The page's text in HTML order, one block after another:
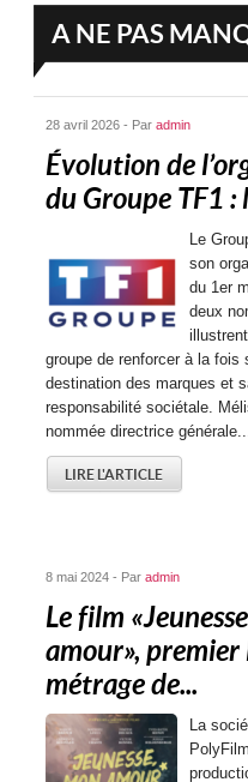
A NE PAS
28 avril 2026 - Paradmin
Évolution de
du Groupe TF1 :
Le
son
du 1er
deux
groupe de renforcer à la fois
destination des marques et
responsabilité sociétale.
nommée directrice
LIRE L'ARTICLE
8 mai 2024 - Paradmin
Le film «
amour »,
métrage de...
La